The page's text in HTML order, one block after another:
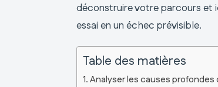
déconstruire votre parcours et
essai en un échec prévisible.
Table des matières
Analyser les causes